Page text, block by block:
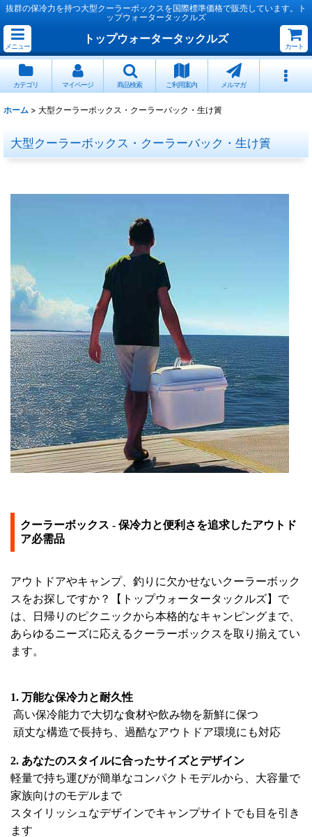
抜群の保冷力を持つ大型クーラーボックスを国際標準価格で販売しています。ト
ップウォータータックルズ
メニュー
トップウォータータックルズ
カート
カテゴリ マイページ 商品検索 ご利用案内 メルマガ
ホーム > 大型クーラーボックス・クーラーバック・生け簀
大型クーラーボックス・クーラーバック・生け簀
クーラーボックス - 保冷力と便利さを追求したアウトド
ア必需品
アウトドアやキャンプ、釣りに欠かせないクーラーボック
スをお探しですか？【トップウォータータックルズ】で
は、日帰りのピクニックから本格的なキャンピングまで、
あらゆるニーズに応えるクーラーボックスを取り揃えてい
ます。
1. 万能な保冷力と耐久性
高い保冷能力で大切な食材や飲み物を新鮮に保つ
頑丈な構造で長持ち、過酷なアウトドア環境にも対応
2. あなたのスタイルに合ったサイズとデザイン
軽量で持ち運びが簡単なコンパクトモデルから、大容量で
家族向けのモデルまで
スタイリッシュなデザインでキャンプサイトでも目を引き
ます